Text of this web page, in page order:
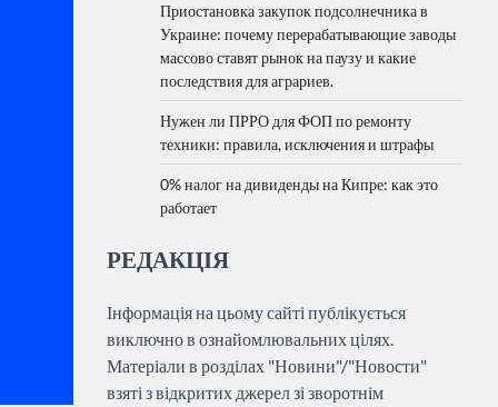
Приостановка закупок подсолнечника в
Украине: почему перерабатывающие заводы
массово ставят рынок на паузу и какие
последствия для аграриев.
Нужен ли ПРРО для ФОП по ремонту
техники: правила, исключения и штрафы
0% налог на дивиденды на Кипре: как это
работает
РЕДАКЦІЯ
Інформація на цьому сайті публікується
виключно в ознайомлювальних цілях.
Матеріали в розділах "Новини"/"Новости"
взяті з відкритих джерел зі зворотнім